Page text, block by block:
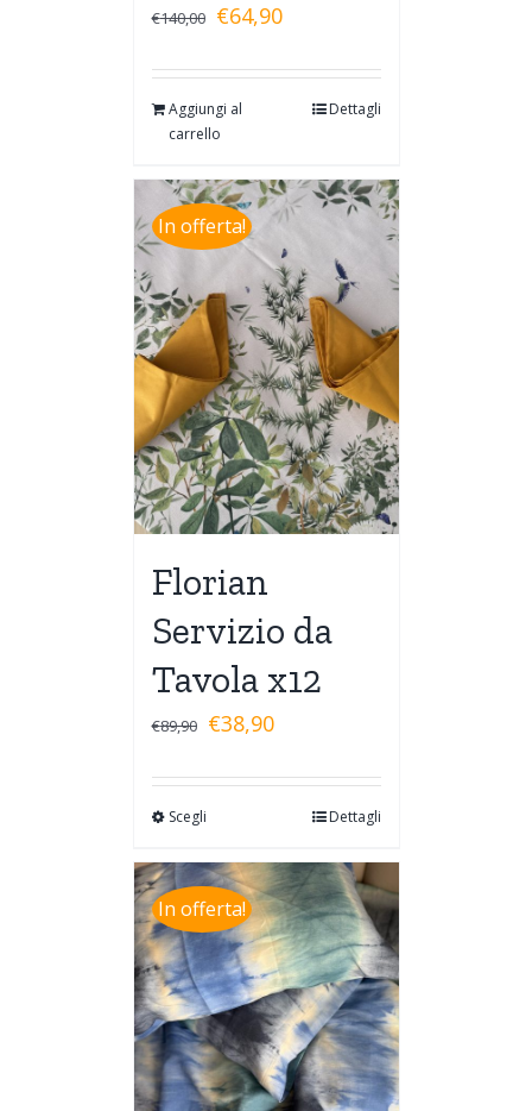
€140,00 €64,90
Aggiungi al
carrello
Dettagli
In offerta!
Florian
Servizio da
Tavola x12
€89,90 €38,90
Scegli Dettagli
In offerta!